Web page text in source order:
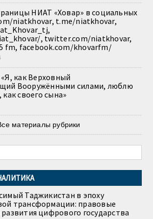
НИАТ «Ховар» в социальных
niatkhovar, t.me/niatkhovar,
, twitter.com/niatkhovar,
fm, facebook.com/khovarfm/
как Верховный
Вооружёнными силами, люблю
своего сына»
материалы рубрики
Таджикистан в эпоху
трансформации: правовые
цифрового государства